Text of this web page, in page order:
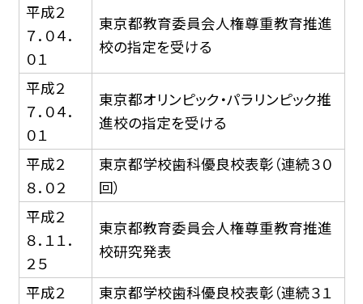
平成２
７．０４．
０１
東京都教育委員会人権尊重教育推進
校の指定を受ける
平成２
７．０４．
０１
東京都オリンピック・パラリンピック推
進校の指定を受ける
平成２
８．０２
東京都学校歯科優良校表彰（連続３０
回）
平成２
８．１１．
２５
東京都教育委員会人権尊重教育推進
校研究発表
平成２
東京都学校歯科優良校表彰（連続３１